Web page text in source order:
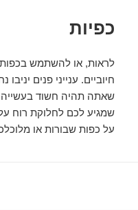
כפיות
לראות, או להשתמש בכפות
חיוביים. ענייני פנים
שאתה תהיה חשוד בעשייה
שמגיע לכם לחלוקת רוח
על כפות שבורות או